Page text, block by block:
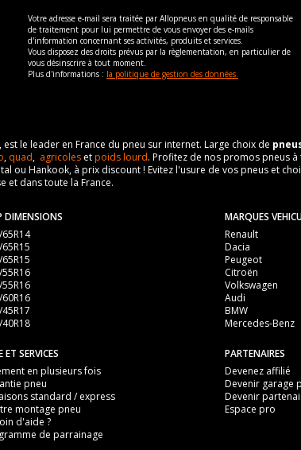
Votre adresse e-mail sera traitée par Allopneus en qualité de responsable
de traitement pour lui permettre de vous envoyer des e-mails
d'information concernant ses activités, produits et services.
Vous disposez des droits prévus par la règlementation, en particulier de
vous désinscrire à tout moment.
Plus d'informations : la politique de gestion des données.
, est le leader en France du pneu sur internet. Large choix de
, quad, agricoles etpoids lourd. Profitez de nos promos pneus à
ou Hankook, à prix discount ! Evitez l'usure de vos pneus et
et dans toute la France.
DIMENSIONS
MARQUES
Renault
Dacia
Peugeot
Citroën
Volkswagen
Audi
BMW
Mercedes-Benz
ET SERVICES
en plusieurs fois
pneu
standard / express
montage pneu
d'aide ?
de parrainage
PARTENAIRES
Devenez affilié
Devenir garage
Devenir
Espace pro